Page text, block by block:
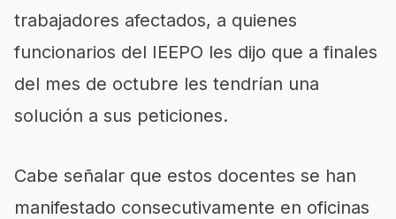
trabajadores afectados, a quienes
funcionarios del IEEPO les dijo que a finales
del mes de octubre les tendrían una
solución a sus peticiones.
Cabe señalar que estos docentes se han
manifestado consecutivamente en oficinas